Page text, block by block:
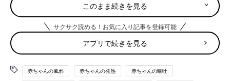
4ヶ月以上の赤ちゃんが吐いたときの受診タイミング
吐いたとき 受診前にチェック！先生に伝えたいこと
吐いたとき 受診前のホームケア
ア
このまま続きを見る
サクサク読める！お気に入り記事を登録可能
アプリで続きを見る
赤ちゃんの風邪 赤ちゃんの発熱 赤ちゃんの嘔吐